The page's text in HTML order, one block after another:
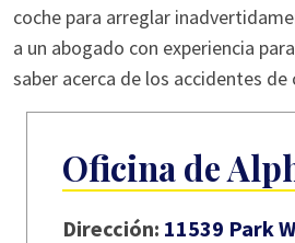
coche para arreglar
a un abogado con experiencia
saber acerca de los accidentes
Oficina de
Dirección: 11539 Park